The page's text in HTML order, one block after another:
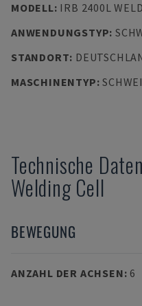
MODELL: IRB 2400L
ANWENDUNGSTYP:
STANDORT:
MASCHINENTYP:
Technische Daten
Welding Cell
BEWEGUNG
ANZAHL DER ACHSEN: 6